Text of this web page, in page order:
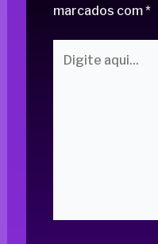
marcados com*
aqui...